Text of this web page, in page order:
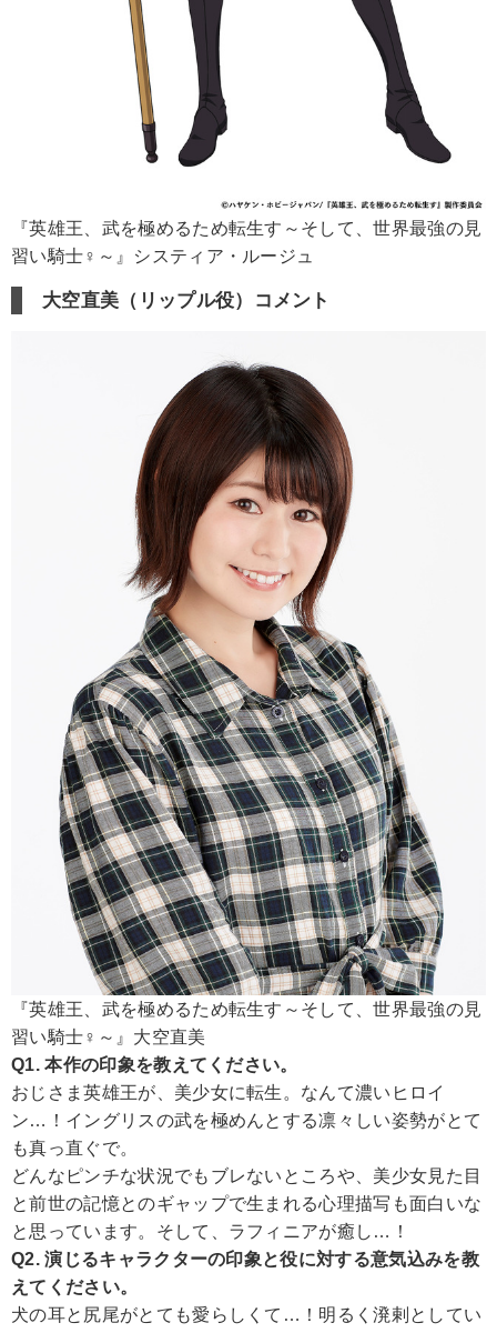
『英雄王、武を極めるため転生す～そして、世界最強の見
習い騎士♀～』システィア・ルージュ
大空直美（リップル役）コメント
『英雄王、武を極めるため転生す～そして、世界最強の見
習い騎士♀～』大空直美
Q1. 本作の印象を教えてください。
おじさま英雄王が、美少女に転生。なんて濃いヒロイ
ン…！イングリスの武を極めんとする凛々しい姿勢がとて
も真っ直ぐで。
どんなピンチな状況でもブレないところや、美少女見た目
と前世の記憶とのギャップで生まれる心理描写も面白いな
と思っています。そして、ラフィニアが癒し…！
Q2. 演じるキャラクターの印象と役に対する意気込みを教
えてください。
犬の耳と尻尾がとても愛らしくて…！明るく溌剌としてい